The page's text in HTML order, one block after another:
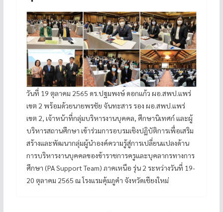
วันที่ 19 ตุลาคม 2565 ดร.ปฐมพงษ์ ดอกแก้ว ผอ.สพป.แพร่
เขต 2 พร้อมด้วยนายพรชัย จันทะสาร รอง ผอ.สพป.แพร่
เขต 2, เจ้าหน้าที่กลุ่มบริหารงานบุคคล, ศึกษานิเทศก์ และผู้
บริหารสถานศึกษา เข้าร่วมการอบรมเชิงปฏิบัติการเพื่อเสริม
สร้างและพัฒนากลุ่มผู้นำองค์ความรู้สู่การเปลี่ยนแปลงด้าน
การบริหารงานบุคคลของข้าราชการครูและบุคลากรทางการ
ศึกษา (PA Support Team) ภาคเหนือ รุ่น 2 ระหว่างวันที่ 19-
20 ตุลาคม 2565 ณ โรงแรมคุ้มภูคำ จังหวัดเชียงใหม่